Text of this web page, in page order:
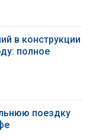
в конструкции
полное
поездку